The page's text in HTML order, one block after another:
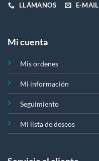
LLÁMANOS E-MAIL
Mi cuenta
Mis ordenes
Mi información
Seguimiento
Mi lista de deseos